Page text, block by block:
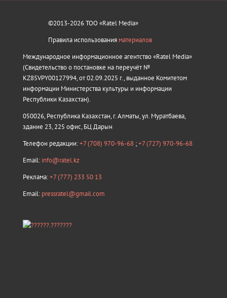
©2013-2026 ТОО «Ratel Media»
Правила использования материалов
Международное информационное агентство «Ratel Media»
(Свидетельство о постановке на переучёт №
KZ85VPY00127994, от 02.09.2025 г., выданное Комитетом
информации Министерства культуры и информации
Республики Казахстан).
050026, Республика Казахстан, г. Алматы, ул. Муратбаева,
здание 23, 225 офис, БЦ Дарын
Телефон редакции:+7 (708) 970-96-68 ;+7 (727) 970-96-68
Email: info@ratel.kz
Реклама:+7 (777) 233 50 13
Email: pressratel@gmail.com